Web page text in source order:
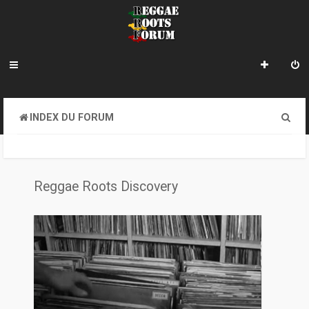
INDEX DU FORUM
Reggae Roots Discovery